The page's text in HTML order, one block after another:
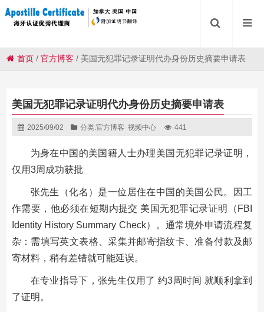
首页 /官方博客 / 美国无犯罪记录证明代办身份历史摘要申请表
美国无犯罪记录证明代办身份历史摘要申请表
2025/09/02 分类:官方博客 视频中心 441
为身在中国的美国籍人士办理美国无犯罪记录证明，
仅用3周成功获批
张先生（化名）是一位居住在中国的美国公民。因工
作需要，他必须在短期内提交 美国无犯罪记录证明（FBI
Identity History Summary Check）。通常境外申请流程复
杂：需填写英文表格、采集并邮寄指纹卡、准备付款及邮
寄材料，稍有差错就可能延误。
在专业指导下，张先生仅用了 约3周时间 就顺利拿到
了证明。